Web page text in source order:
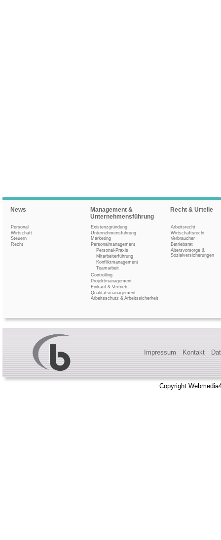
News
Personal
Wirtschaft
Steuern
Recht
Management &
Unternehmensführung
Existenzgründung
Unternehmensführung
Marketing
Personalmanagement
Personal-Praxis
Mitarbeiterführung
Konfliktmanagement
Teamarbeit
Controlling
Projektmanagement
Einkauf & Vertrieb
Qualitätsmanagement
Arbeitsschutz & Arbeitssicherheit
Recht & Urteile
Arbeitsrecht
Wirtschaftsrecht
Verbraucher
Betriebsrat
Altersvorsorge &
Sozialversicherungen
Impressum Kontakt
Copyright